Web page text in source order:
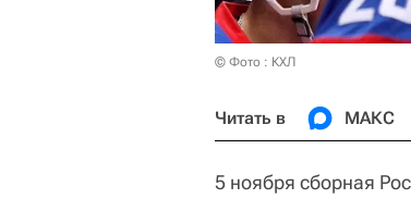
© Фото : КХЛ
Читать в МАКС
5 ноября сборная